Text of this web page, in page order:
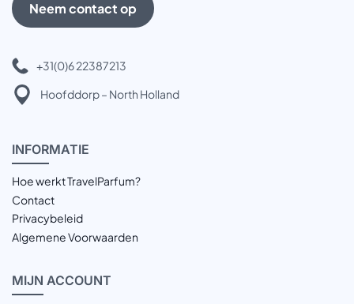
Neem contact op
+31(0)6 22387213
Hoofddorp – North Holland
INFORMATIE
Hoe werkt TravelParfum?
Contact
Privacybeleid
Algemene Voorwaarden
MIJN ACCOUNT